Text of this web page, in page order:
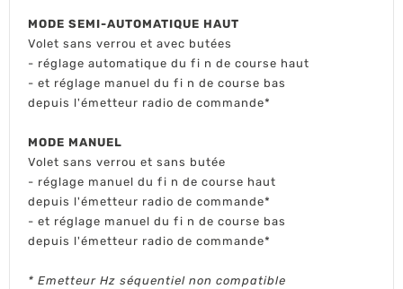
MODE SEMI-AUTOMATIQUE HAUT
Volet sans verrou et avec butées
- réglage automatique du fi n de course haut
- et réglage manuel du fi n de course bas
depuis l'émetteur radio de commande*
MODE MANUEL
Volet sans verrou et sans butée
- réglage manuel du fi n de course haut
depuis l'émetteur radio de commande*
- et réglage manuel du fi n de course bas
depuis l'émetteur radio de commande*
* Emetteur Hz séquentiel non compatible